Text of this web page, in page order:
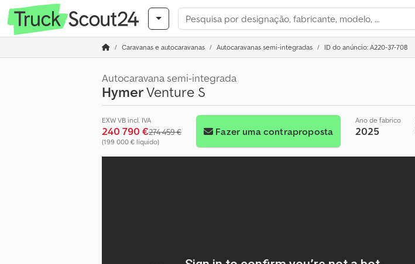
Caravanas e autocaravanas Autocaravanas semi-integradas ID do anúncio: A220-37-708
Autocaravana semi-integrada
HymerVenture S
EXW VB incl. IVA
240 790 €274 459 €
(199 000 € líquido)
Fazer uma contraproposta
Ano de fabrico
2025